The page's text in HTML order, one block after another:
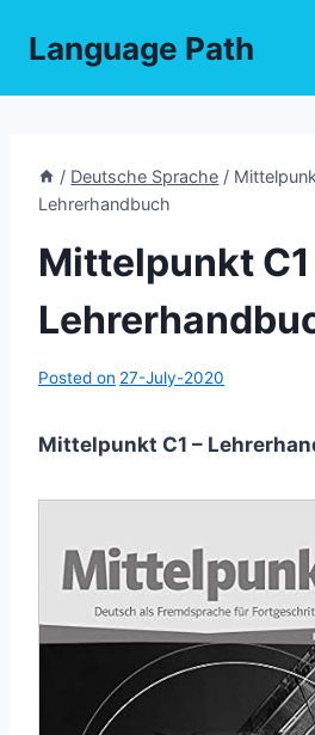
Language Path
/ Deutsche Sprache /
Lehrerhandbuch
Mittelpunkt C1
Posted on 27-July-2020
Mittelpunkt C1 –